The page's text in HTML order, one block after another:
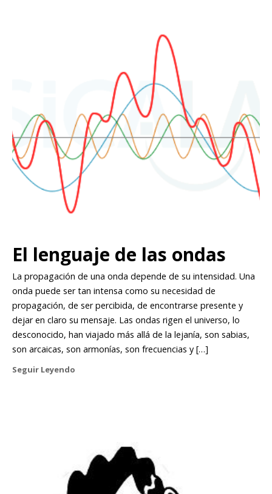
El lenguaje de las ondas
La propagación de una onda depende de su intensidad. Una
onda puede ser tan intensa como su necesidad de
propagación, de ser percibida, de encontrarse presente y
dejar en claro su mensaje. Las ondas rigen el universo, lo
desconocido, han viajado más allá de la lejanía, son sabias,
son arcaicas, son armonías, son frecuencias y […]
Seguir Leyendo